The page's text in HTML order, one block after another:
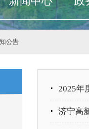
公告
2025年
济宁高